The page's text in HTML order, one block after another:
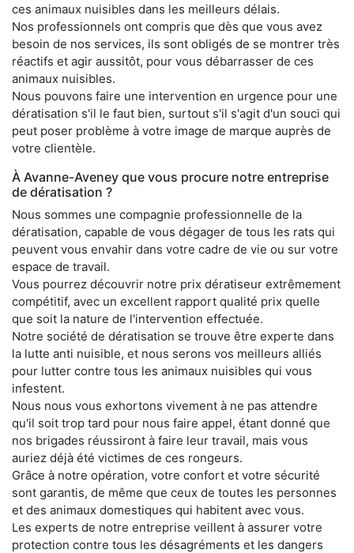
ces animaux nuisibles dans les meilleurs délais.
Nos professionnels ont compris que dès que vous avez
besoin de nos services, ils sont obligés de se montrer très
réactifs et agir aussitôt, pour vous débarrasser de ces
animaux nuisibles.
Nous pouvons faire une intervention en urgence pour une
dératisation s'il le faut bien, surtout s'il s'agit d'un souci qui
peut poser problème à votre image de marque auprès de
votre clientèle.
À Avanne-Aveney que vous procure notre entreprise
de dératisation ?
Nous sommes une compagnie professionnelle de la
dératisation, capable de vous dégager de tous les rats qui
peuvent vous envahir dans votre cadre de vie ou sur votre
espace de travail.
Vous pourrez découvrir notre prix dératiseur extrêmement
compétitif, avec un excellent rapport qualité prix quelle
que soit la nature de l'intervention effectuée.
Notre société de dératisation se trouve être experte dans
la lutte anti nuisible, et nous serons vos meilleurs alliés
pour lutter contre tous les animaux nuisibles qui vous
infestent.
Nous nous vous exhortons vivement à ne pas attendre
qu'il soit trop tard pour nous faire appel, étant donné que
nos brigades réussiront à faire leur travail, mais vous
auriez déjà été victimes de ces rongeurs.
Grâce à notre opération, votre confort et votre sécurité
sont garantis, de même que ceux de toutes les personnes
et des animaux domestiques qui habitent avec vous.
Les experts de notre entreprise veillent à assurer votre
protection contre tous les désagréments et les dangers